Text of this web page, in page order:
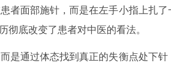
者面部施针，而是在左手小指上扎了
彻底改变了患者对中医的看法。
是通过体态找到真正的失衡点处下针